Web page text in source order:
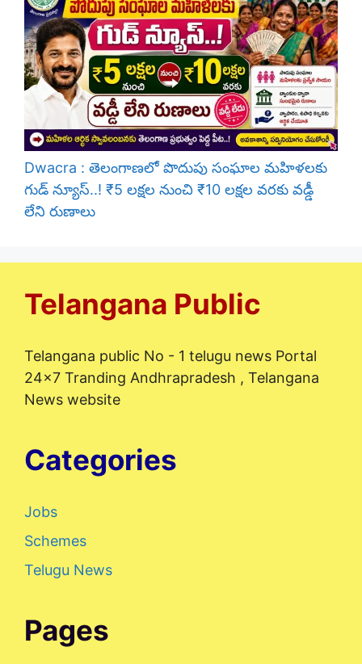
Dwacra : తెలంగాణలో పొదుపు సంఘాల మహిళలకు
గుడ్ న్యూస్..! ₹5 లక్షల నుంచి ₹10 లక్షల వరకు వడ్డీ
లేని రుణాలు
Telangana Public
Telangana public No - 1 telugu news Portal
24x7 Tranding Andhrapradesh , Telangana
News website
Categories
Jobs
Schemes
Telugu News
Pages